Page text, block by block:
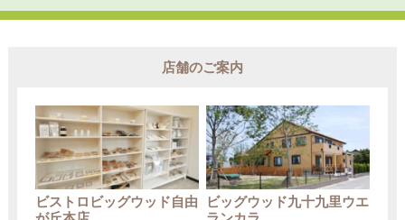
店舗のご案内
ビストロビッグウッド自由
ビッグウッド九十九里ウエ